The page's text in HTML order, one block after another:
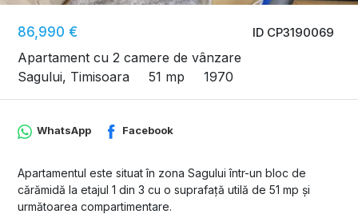
ID CP3190069
86,990 €
Apartament cu 2 camere de vânzare
Sagului, Timisoara
51 mp 1970
WhatsApp Facebook
Apartamentul este situat în zona Sagului într-un bloc de
cărămidă la etajul 1 din 3 cu o suprafață utilă de 51 mp și
următoarea compartimentare.